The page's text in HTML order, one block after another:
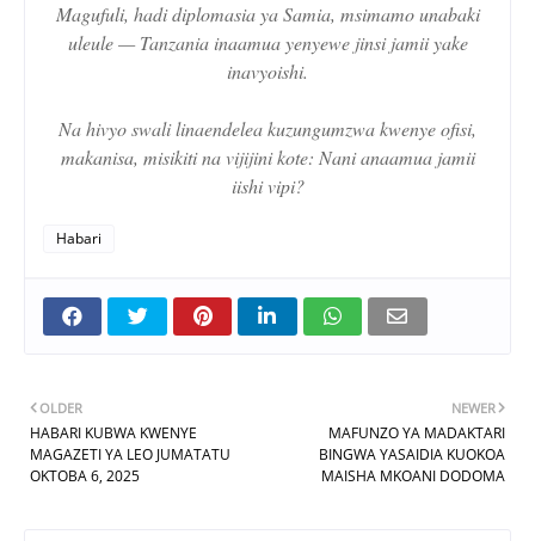
Magufuli, hadi diplomasia ya Samia, msimamo unabaki
uleule — Tanzania inaamua yenyewe jinsi jamii yake
inavyoishi.
Na hivyo swali linaendelea kuzungumzwa kwenye ofisi,
makanisa, misikiti na vijijini kote: Nani anaamua jamii
iishi vipi?
Habari
NEWER
MAFUNZO YA MADAKTARI
BINGWA YASAIDIA KUOKOA
MAISHA MKOANI DODOMA
OLDER
HABARI KUBWA KWENYE
MAGAZETI YA LEO JUMATATU
OKTOBA 6, 2025